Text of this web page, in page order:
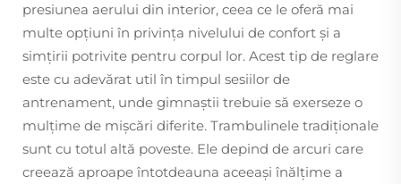
presiunea aerului din interior, ceea ce le oferă mai
multe opțiuni în privința nivelului de confort și a
simțirii potrivite pentru corpul lor. Acest tip de reglare
este cu adevărat util în timpul sesiilor de
antrenament, unde gimnaștii trebuie să exerseze o
mulțime de mișcări diferite. Trambulinele tradiționale
sunt cu totul altă poveste. Ele depind de arcuri care
creează aproape întotdeauna aceeași înălțime a